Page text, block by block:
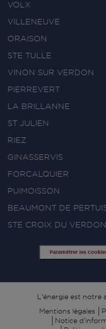
VOLX
VILLENEUVE
ORAISON
STE TULLE
VINON SUR VERDON
PIERREVERT
LA BRILLANNE
ST JULIEN
RIEZ
GINASSERVIS
FORCALQUIER
PUIMOISSON
BEAUMONT DE
STE CROIX DU VERDON
Paramétrer les
Signature
L'énergie est notre
Mentions légales
Notice